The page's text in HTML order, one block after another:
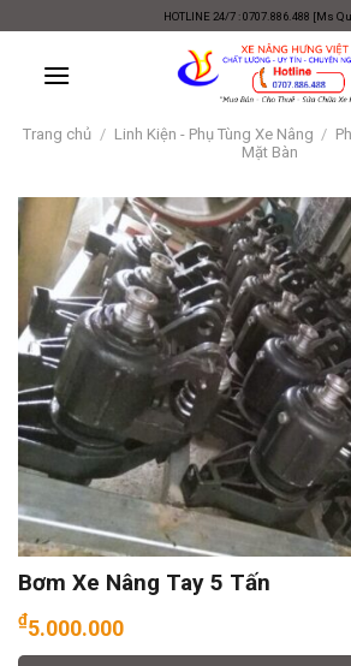
content
HOTLINE 24/7 : 0707.886.488 [Ms
Trang chủ / Linh Kiện - Phụ Tùng Xe Nâng /
Mặt Bàn
Bơm Xe Nâng Tay 5 Tấn
₫5.000.000